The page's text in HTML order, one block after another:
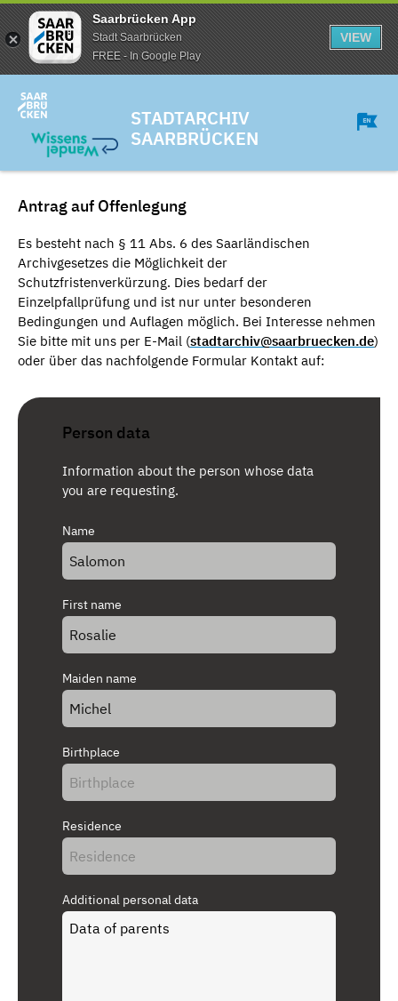
Saarbrücken App
Stadt Saarbrücken
FREE - In Google Play
VIEW
STADTARCHIV
SAARBRÜCKEN
Antrag auf Offenlegung
Es besteht nach § 11 Abs. 6 des Saarländischen
Archivgesetzes die Möglichkeit der
Schutzfristenverkürzung. Dies bedarf der
Einzelpfallprüfung und ist nur unter besonderen
Bedingungen und Auflagen möglich. Bei Interesse nehmen
Sie bitte mit uns per E-Mail (stadtarchiv@saarbruecken.de)
oder über das nachfolgende Formular Kontakt auf:
Person data
Information about the person whose data
you are requesting.
Name
First name
Maiden name
Birthplace
Residence
Additional personal data